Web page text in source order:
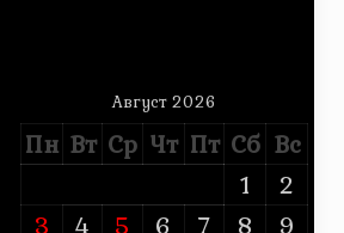
Август 2026
Пн Вт Ср Чт Пт Сб Вс
1
2
3
4 5 6 7 8 9